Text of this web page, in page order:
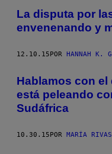
La disputa por
envenenando y
12.10.15 POR HANNAH K.
Hablamos con
está peleando
Sudáfrica
10.30.15POR MARÍA RIVAS